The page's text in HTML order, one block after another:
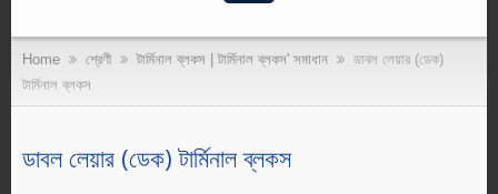
Home শ্রেণী টার্মিনাল ব্লকস | টার্মিনাল ব্লকস' সমাধান
ডাবল লেয়ার (ডেক)
টার্মিনাল ব্লকস
ডাবল লেয়ার (ডেক) টার্মিনাল ব্লকস